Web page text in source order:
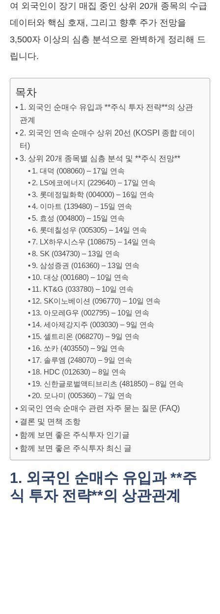
여 외국인이 장기 매집 중인 상위 20개 종목의 수급
데이터와 핵심 호재, 그리고 향후 주가 전망을
3,500자 이상의 심층 분석으로 완벽하게 정리해 드
립니다.
목차
1. 외국인 순매수 유입과 **주식 투자 전략**의 상관
관계
2. 외국인 연속 순매수 상위 20선 (KOSPI 종합 데이
터)
3. 상위 20개 종목별 심층 분석 및 **주식 전망**
1. 대덕 (008060) – 17일 연속
2. LS에코에너지 (229640) – 17일 연속
3. 롯데정밀화학 (004000) – 16일 연속
4. 이마트 (139480) – 15일 연속
5. 효성 (004800) – 15일 연속
6. 롯데칠성우 (005305) – 14일 연속
7. LX하우시스우 (108675) – 14일 연속
8. SK (034730) – 13일 연속
9. 삼성증권 (016360) – 13일 연속
10. 대상 (001680) – 10일 연속
11. KT&G (033780) – 10일 연속
12. SK이노베이션 (096770) – 10일 연속
13. 아모레G우 (002795) – 10일 연속
14. 세아제강지주 (003030) – 9일 연속
15. 셀트리온 (068270) – 9일 연속
16. 쏘카 (403550) – 9일 연속
17. 솔루엠 (248070) – 9일 연속
18. HDC (012630) – 8일 연속
19. 신한글로벌액티브리츠 (481850) – 8일 연속
20. 모나미 (005360) – 7일 연속
외국인 연속 순매수 관련 자주 묻는 질문 (FAQ)
결론 및 면책 조항
함께 보면 좋은 주식투자 인기글
함께 보면 좋은 주식투자 최신 글
1. 외국인 순매수 유입과 **주
식 투자 전략**의 상관관계